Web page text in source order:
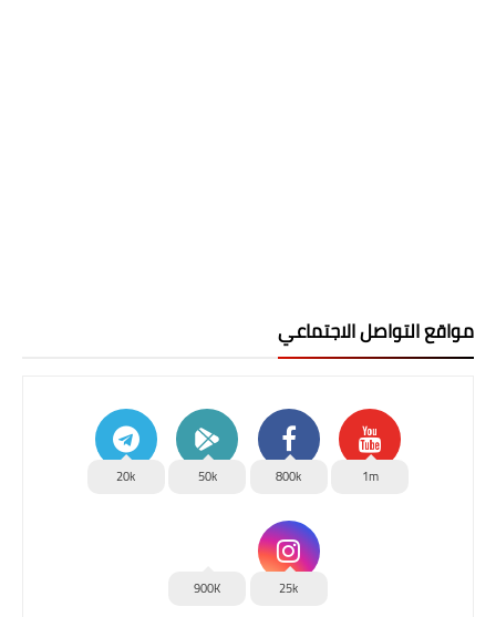
مواقع التواصل الاجتماعي
1m
800k
50k
20k
25k
900K